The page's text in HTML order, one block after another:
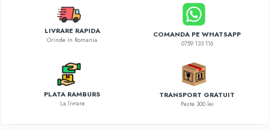
LIVRARE RAPIDA
Orinde in Romania
COMANDA PE WHATSAPP
0759 133 116
PLATA RAMBURS
La livrare
TRANSPORT GRATUIT
Peste 300 lei